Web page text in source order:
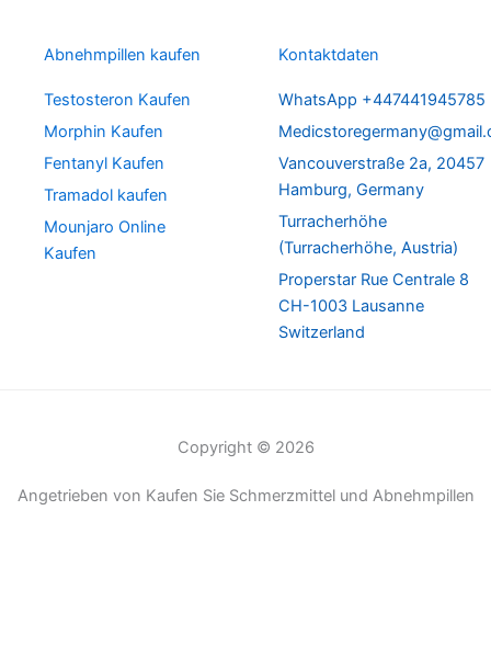
Abnehmpillen kaufen
Testosteron Kaufen
Morphin Kaufen
Fentanyl Kaufen
Tramadol kaufen
Mounjaro Online
Kaufen
Kontaktdaten
WhatsApp +447441945785
Vancouverstraße 2a, 20457
Hamburg, Germany
Turracherhöhe
(Turracherhöhe, Austria)
Properstar Rue Centrale 8
CH-1003 Lausanne
Switzerland
Copyright © 2026
Angetrieben von Kaufen Sie Schmerzmittel und Abnehmpillen